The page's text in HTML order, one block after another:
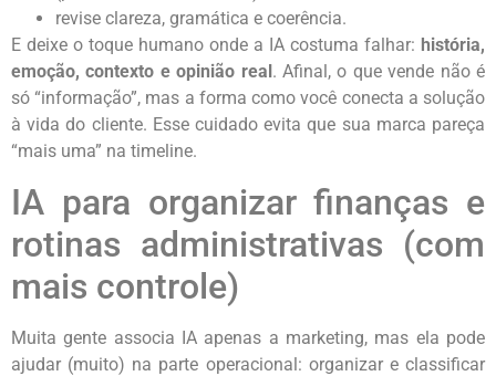
revise clareza, gramática e coerência.
E deixe o toque humano onde a IA costuma falhar: história,
emoção, contexto e opinião real . Afinal, o que vende não é
só “informação”, mas a forma como você conecta a solução
à vida do cliente. Esse cuidado evita que sua marca pareça
“mais uma” na timeline.
IA para organizar finanças e
rotinas administrativas (com
mais controle)
Muita gente associa IA apenas a marketing, mas ela pode
ajudar (muito) na parte operacional: organizar e classificar